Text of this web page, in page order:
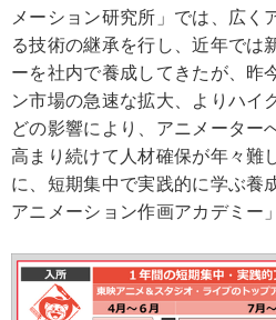
メーション研究所」では、広く
る技術の継承を行し、近年では
ーを社内で養成してきたが、昨
ン市場の急速な拡大、よりハイ
どの影響により、アニメーター
高まり続けて人材確保が年々難
に、短期集中で実践的に学ぶ養
アニメーション作画アカデミー